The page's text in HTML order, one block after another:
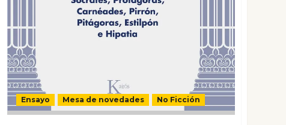
Ensayo Mesa de novedades No Ficción